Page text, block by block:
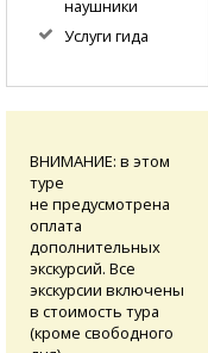
наушники
Услуги гида
ВНИМАНИЕ: в этом
туре
не предусмотрена
оплата
дополнительных
экскурсий. Все
экскурсии включены
в стоимость тура
(кроме свободного